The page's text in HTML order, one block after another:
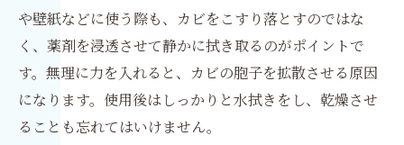
や壁紙などに使う際も、カビをこすり落とすのではな
く、薬剤を浸透させて静かに拭き取るのがポイントで
す。無理に力を入れると、カビの胞子を拡散させる原因
になります。使用後はしっかりと水拭きをし、乾燥させ
ることも忘れてはいけません。